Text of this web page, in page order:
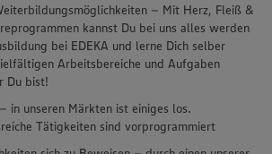
– Mit Herz, Fleiß &
kannst Du bei uns alles werden
bei EDEKA und lerne Dich selber
Arbeitsbereiche und Aufgaben
Du bist!
in unseren Märkten ist einiges los.
Tätigkeiten sind vorprogrammiert